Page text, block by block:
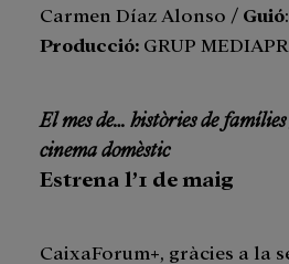
Carmen Díaz Alonso / Guió
Producció: GRUP
El mes de… històries de
cinema domèstic
Estrena l’1 de maig
CaixaForum+, gràcies a la